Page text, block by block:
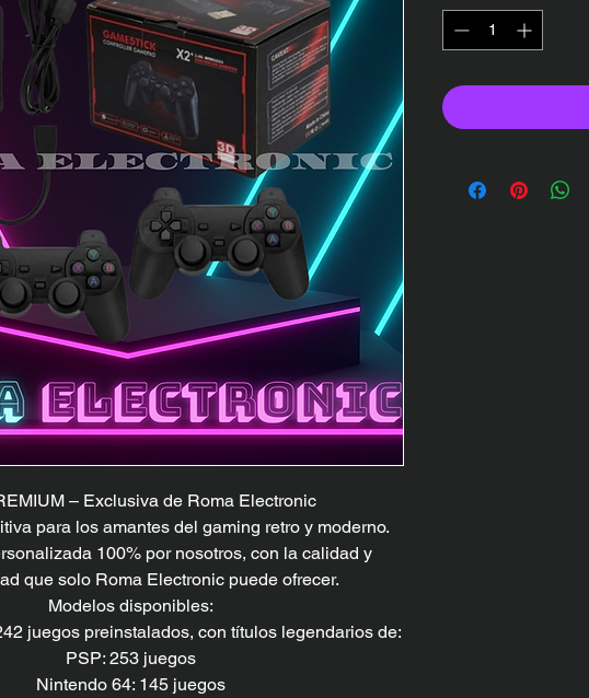
– Exclusiva de Roma Electronic
para los amantes del gaming retro y moderno.
100% por nosotros, con la calidad y
que solo Roma Electronic puede ofrecer.
Modelos disponibles:
juegos preinstalados, con títulos legendarios de:
PSP: 253 juegos
Nintendo 64: 145 juegos